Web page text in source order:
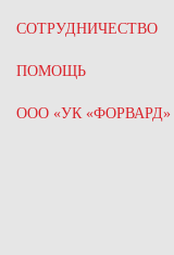
СОТРУДНИЧЕСТВО
ПОМОЩЬ
ООО «УК «ФОРВАРД»